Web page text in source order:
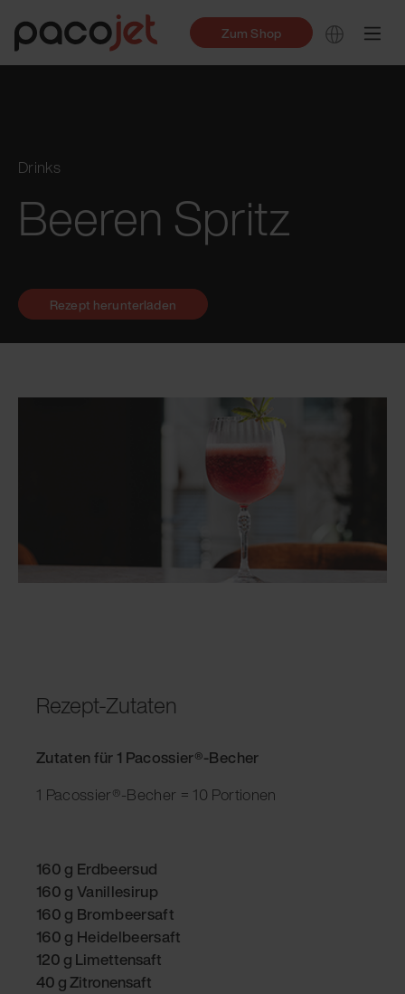
Zum Shop
Drinks
Beeren Spritz
Rezept-Zutaten
Zutaten für 1 Pacossier®-Becher
1 Pacossier®-Becher = 10 Portionen
160 g Erdbeersud
160 g Vanillesirup
160 g Brombeersaft
160 g Heidelbeersaft
120 g Limettensaft
40 g Zitronensaft
Rezept herunterladen